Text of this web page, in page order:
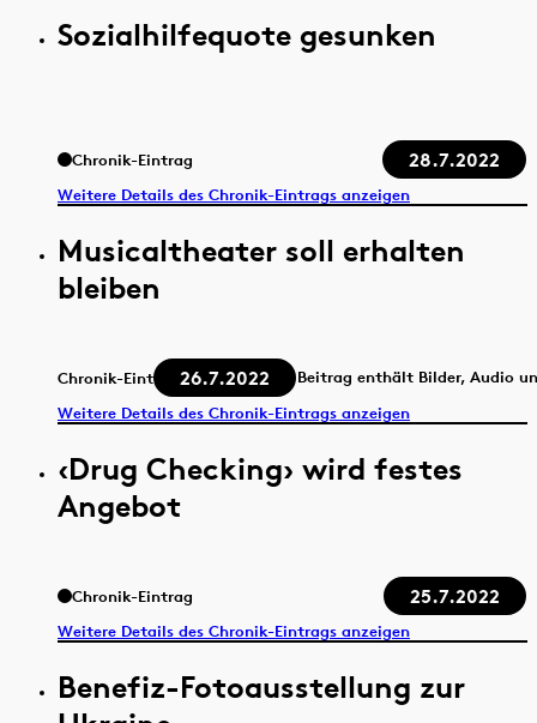
Sozialhilfequote gesunken
Chronik-Eintrag 28.7.2022
Weitere Details des Chronik-Eintrags anzeigen
Musicaltheater soll erhalten
bleiben
Chronik-Eintrag 26.7.2022
Beitrag enthält Bilder, Audio
Weitere Details des Chronik-Eintrags anzeigen
‹Drug Checking› wird festes
Angebot
Chronik-Eintrag 25.7.2022
Weitere Details des Chronik-Eintrags anzeigen
Benefiz-Fotoausstellung zur